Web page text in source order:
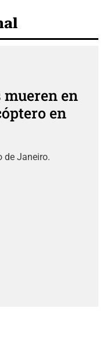
en
en
de Janeiro.